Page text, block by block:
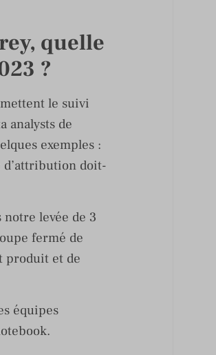
quelle
?
le suivi
analysts de
exemples :
d’attribution doit-
levée de 3
fermé de
produit et de
équipes